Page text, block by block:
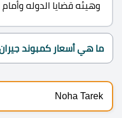
وهيئه قضايا الدوله وأمام
ما هي أسعار كمبوند
Noha Tarek